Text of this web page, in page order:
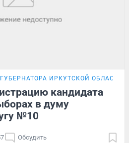
ИРКУТСКОЙ ОБЛАСТИ
кандидата
в думу
№10
Обсудить